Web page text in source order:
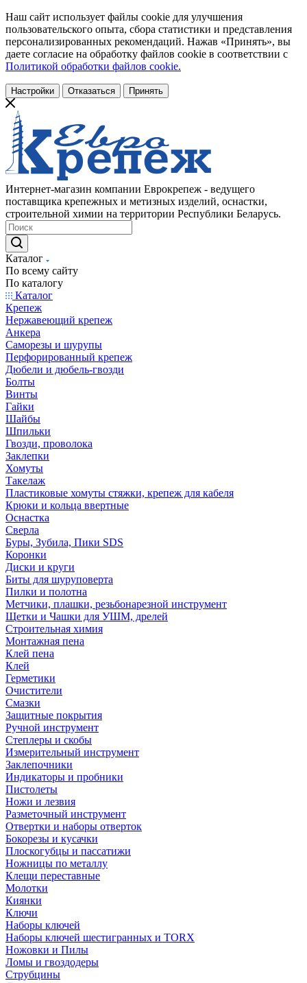
Наш сайт использует файлы cookie для улучшения
пользовательского опыта, сбора статистики и представления
персонализированных рекомендаций. Нажав «Принять», вы
даете согласие на обработку файлов cookie в соответствии с
Политикой обработки файлов cookie.
Настройки Отказаться Принять
Интернет-магазин компании Еврокрепеж - ведущего
поставщика крепежных и метизных изделий, оснастки,
строительной химии на территории Республики Беларусь.
Каталог
По всему сайту
По каталогу
Каталог
Крепеж
Нержавеющий крепеж
Анкера
Саморезы и шурупы
Перфорированный крепеж
Дюбели и дюбель-гвозди
Болты
Винты
Гайки
Шайбы
Шпильки
Гвозди, проволока
Заклепки
Хомуты
Такелаж
Пластиковые хомуты стяжки, крепеж для кабеля
Крюки и кольца ввертные
Оснастка
Сверла
Буры, Зубила, Пики SDS
Коронки
Диски и круги
Биты для шуруповерта
Пилки и полотна
Метчики, плашки, резьбонарезной инструмент
Щетки и Чашки для УШМ, дрелей
Строительная химия
Монтажная пена
Клей пена
Клей
Герметики
Очистители
Смазки
Защитные покрытия
Ручной инструмент
Степлеры и скобы
Измерительный инструмент
Заклепочники
Индикаторы и пробники
Пистолеты
Ножи и лезвия
Разметочный инструмент
Отвертки и наборы отверток
Бокорезы и кусачки
Плоскогубцы и пассатижи
Ножницы по металлу
Клещи переставные
Молотки
Киянки
Ключи
Наборы ключей
Наборы ключей шестигранных и TORX
Ножовки и Пилы
Ломы и гвоздодеры
Струбцины